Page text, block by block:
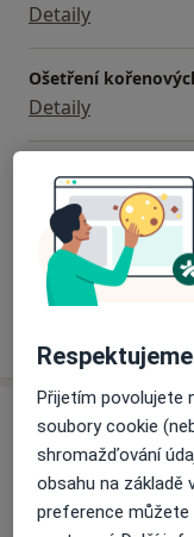
Detaily
Ošetření
Detaily
Vstupní vyšetření
Od 500 Kč Detaily
+1 služba
Adresa
Dentica
Husova 774/
Přijetím povolujete
soubory cookie
shromažďování
obsahu na základě
preference